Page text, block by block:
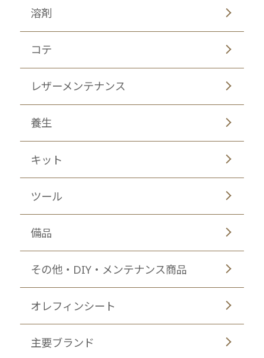
溶剤
コテ
レザーメンテナンス
養生
キット
ツール
備品
その他・DIY・メンテナンス商品
オレフィンシート
主要ブランド